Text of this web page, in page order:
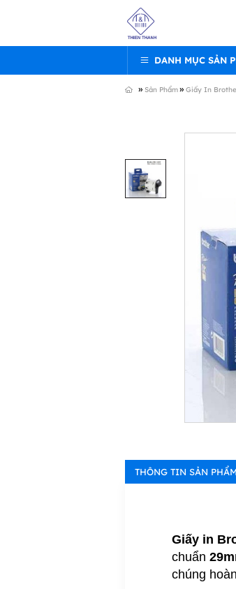
» Sản Phẩm » Giấy In
DANH MỤC SẢN
THÔNG TIN SẢN PHẨM
Giấy in
chuẩn
chúng